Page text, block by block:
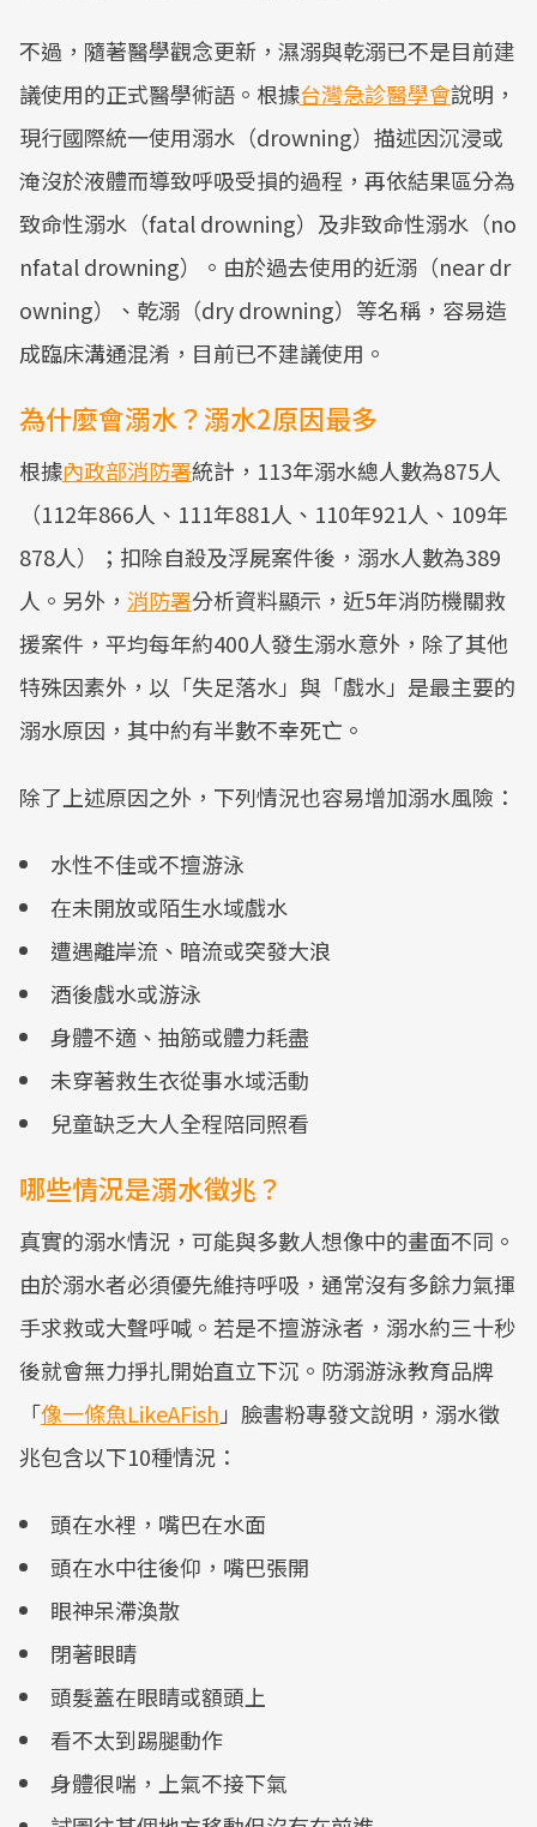
不過，隨著醫學觀念更新，濕溺與乾溺已不是目前建
議使用的正式醫學術語。根據台灣急診醫學會說明，
現行國際統一使用溺水（drowning）描述因沉浸或
淹沒於液體而導致呼吸受損的過程，再依結果區分為
致命性溺水（fatal drowning）及非致命性溺水（no
nfatal drowning）。由於過去使用的近溺（near dr
owning）、乾溺（dry drowning）等名稱，容易造
成臨床溝通混淆，目前已不建議使用。
為什麼會溺水？溺水2原因最多
根據內政部消防署統計，113年溺水總人數為875人
（112年866人、111年881人、110年921人、109年
878人）；扣除自殺及浮屍案件後，溺水人數為389
人。另外， 消防署分析資料顯示，近5年消防機關救
援案件，平均每年約400人發生溺水意外，除了其他
特殊因素外，以「失足落水」與「戲水」是最主要的
溺水原因，其中約有半數不幸死亡。
除了上述原因之外，下列情況也容易增加溺水風險：
水性不佳或不擅游泳
在未開放或陌生水域戲水
遭遇離岸流、暗流或突發大浪
酒後戲水或游泳
身體不適、抽筋或體力耗盡
未穿著救生衣從事水域活動
兒童缺乏大人全程陪同照看
哪些情況是溺水徵兆？
真實的溺水情況，可能與多數人想像中的畫面不同。
由於溺水者必須優先維持呼吸，通常沒有多餘力氣揮
手求救或大聲呼喊。若是不擅游泳者，溺水約三十秒
後就會無力掙扎開始直立下沉。防溺游泳教育品牌
「像一條魚LikeAFish 」臉書粉專發文說明，溺水徵
兆包含以下10種情況：
​頭在水裡，嘴巴在水面
頭在水中往後仰，嘴巴張開
眼神呆滯渙散
閉著眼睛
頭髮蓋在眼睛或額頭上
看不太到踢腿動作
身體很喘，上氣不接下氣